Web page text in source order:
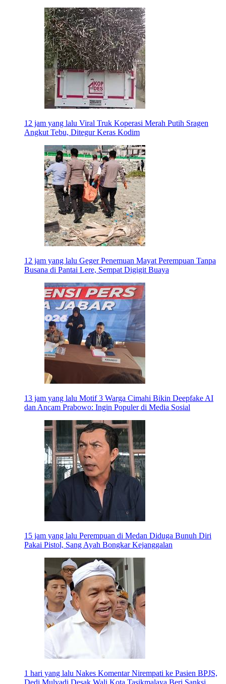
12 jam yang lalu Viral Truk Koperasi Merah Putih Sragen
Angkut Tebu, Ditegur Keras Kodim
12 jam yang lalu Geger Penemuan Mayat Perempuan Tanpa
Busana di Pantai Lere, Sempat Digigit Buaya
13 jam yang lalu Motif 3 Warga Cimahi Bikin Deepfake AI
dan Ancam Prabowo: Ingin Populer di Media Sosial
15 jam yang lalu Perempuan di Medan Diduga Bunuh Diri
Pakai Pistol, Sang Ayah Bongkar Kejanggalan
1 hari yang lalu Nakes Komentar Nirempati ke Pasien BPJS,